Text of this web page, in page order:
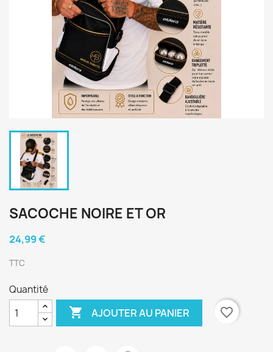
SACOCHE NOIRE ET OR
24,99 €
TTC
Quantité
 AJOUTER AU PANIER favorite_border